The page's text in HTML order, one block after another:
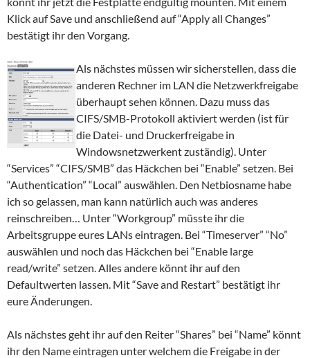
Klick auf Save und anschließend auf “Apply all Changes”
bestätigt ihr den Vorgang.
Als nächstes müssen wir sicherstellen, dass die
anderen Rechner im LAN die Netzwerkfreigabe
überhaupt sehen können. Dazu muss das
CIFS/SMB-Protokoll aktiviert werden (ist für
die Datei- und Druckerfreigabe in
Windowsnetzwerkent zuständig). Unter
“Services” “CIFS/SMB” das Häckchen bei “Enable” setzen. Bei
“Authentication” “Local” auswählen. Den Netbiosname habe
ich so gelassen, man kann natürlich auch was anderes
reinschreiben… Unter “Workgroup” müsste ihr die
Arbeitsgruppe eures LANs eintragen. Bei “Timeserver” “No”
auswählen und noch das Häckchen bei “Enable large
read/write” setzen. Alles andere könnt ihr auf den
Defaultwerten lassen. Mit “Save and Restart” bestätigt ihr
eure Änderungen.
Als nächstes geht ihr auf den Reiter “Shares” bei “Name” könnt
ihr den Name eintragen unter welchem die Freigabe in der